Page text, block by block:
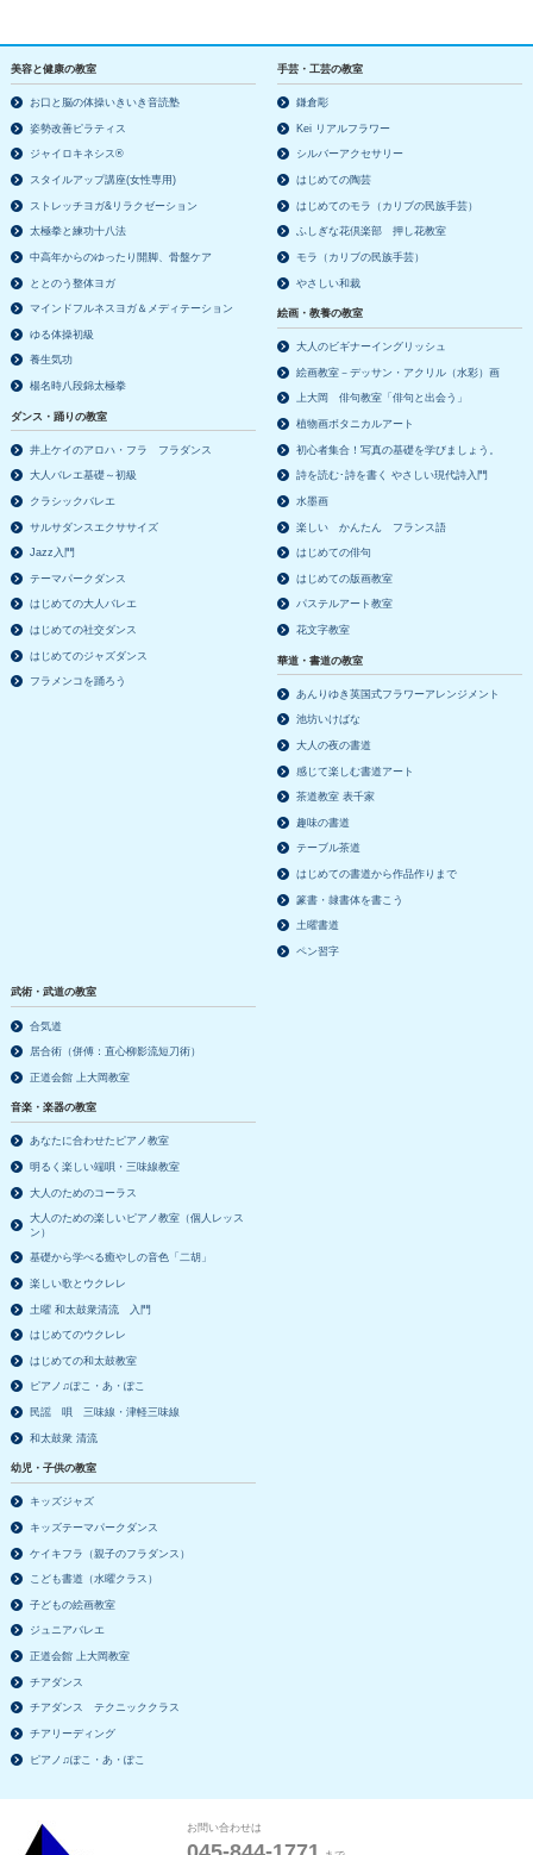
美容と健康の教室
お口と脳の体操いきいき音読塾
姿勢改善ピラティス
ジャイロキネシス®
スタイルアップ講座(女性専用)
ストレッチヨガ&リラクゼーション
太極拳と練功十八法
中高年からのゆったり開脚、骨盤ケア
ととのう整体ヨガ
マインドフルネスヨガ＆メディテーション
ゆる体操初級
養生気功
楊名時八段錦太極拳
ダンス・踊りの教室
井上ケイのアロハ・フラ フラダンス
大人バレエ基礎～初級
クラシックバレエ
サルサダンスエクササイズ
Jazz入門
テーマパークダンス
はじめての大人バレエ
はじめての社交ダンス
はじめてのジャズダンス
フラメンコを踊ろう
手芸・工芸の教室
鎌倉彫
Kei リアルフラワー
シルバーアクセサリー
はじめての陶芸
はじめてのモラ（カリブの民族手芸）
ふしぎな花倶楽部 押し花教室
モラ（カリブの民族手芸）
やさしい和裁
絵画・教養の教室
大人のビギナーイングリッシュ
絵画教室－デッサン・アクリル（水彩）画
上大岡 俳句教室「俳句と出会う」
植物画ボタニカルアート
初心者集合！写真の基礎を学びましょう。
詩を読む･詩を書く やさしい現代詩入門
水墨画
楽しい かんたん フランス語
はじめての俳句
はじめての版画教室
パステルアート教室
花文字教室
華道・書道の教室
あんりゆき英国式フラワーアレンジメント
池坊いけばな
大人の夜の書道
感じて楽しむ書道アート
茶道教室 表千家
趣味の書道
テーブル茶道
はじめての書道から作品作りまで
篆書・隷書体を書こう
土曜書道
ペン習字
武術・武道の教室
合気道
居合術（併傅：直心柳影流短刀術）
正道会館 上大岡教室
音楽・楽器の教室
あなたに合わせたピアノ教室
明るく楽しい端唄・三味線教室
大人のためのコーラス
大人のための楽しいピアノ教室（個人レッス
ン）
基礎から学べる癒やしの音色「二胡」
楽しい歌とウクレレ
土曜 和太鼓衆清流 入門
はじめてのウクレレ
はじめての和太鼓教室
ピアノ♫ぽこ・あ・ぽこ
民謡 唄 三味線・津軽三味線
和太鼓衆 清流
幼児・子供の教室
キッズジャズ
キッズテーマパークダンス
ケイキフラ（親子のフラダンス）
こども書道（水曜クラス）
子どもの絵画教室
ジュニアバレエ
正道会館 上大岡教室
チアダンス
チアダンス テクニッククラス
チアリーディング
ピアノ♫ぽこ・あ・ぽこ
お問い合わせは